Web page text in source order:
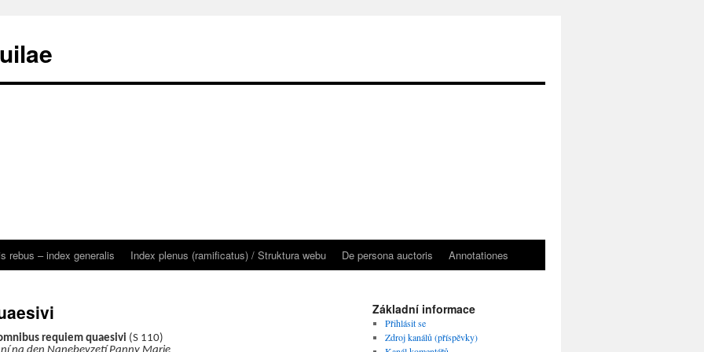
rebus – index generalis Index plenus (ramificatus) / Struktura webu De persona auctoris Annotationes
requiem quaesivi (S 110)
Základní informace
Přihlásit se
Zdroj kanálů (příspěvky)